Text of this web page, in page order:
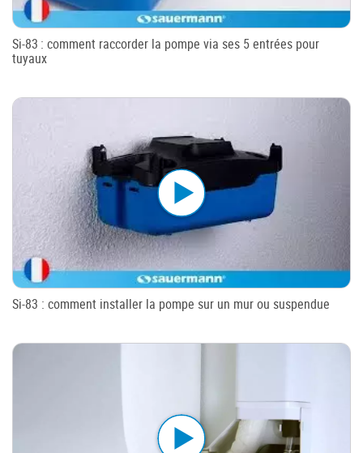
Si-83 : comment raccorder la pompe via ses 5 entrées pour
tuyaux
Si-83 : comment installer la pompe sur un mur ou suspendue